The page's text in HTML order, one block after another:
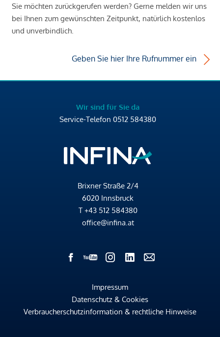
Sie möchten zurückgerufen werden? Gerne melden wir uns
bei Ihnen zum gewünschten Zeitpunkt, natürlich kostenlos
und unverbindlich.
Geben Sie hier Ihre Rufnummer ein
Wir sind für Sie da
Service-Telefon 0512 584380
Brixner Straße 2/4
6020 Innsbruck
T +43 512 584380
office@infina.at
Impressum
Datenschutz & Cookies
Verbraucherschutzinformation & rechtliche Hinweise